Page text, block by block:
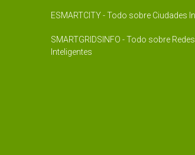
ESMARTCITY - Todo sobre Ciudades
SMARTGRIDSINFO - Todo sobre
Inteligentes